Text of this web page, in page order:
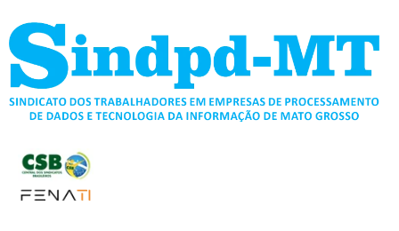
para
conteúdo